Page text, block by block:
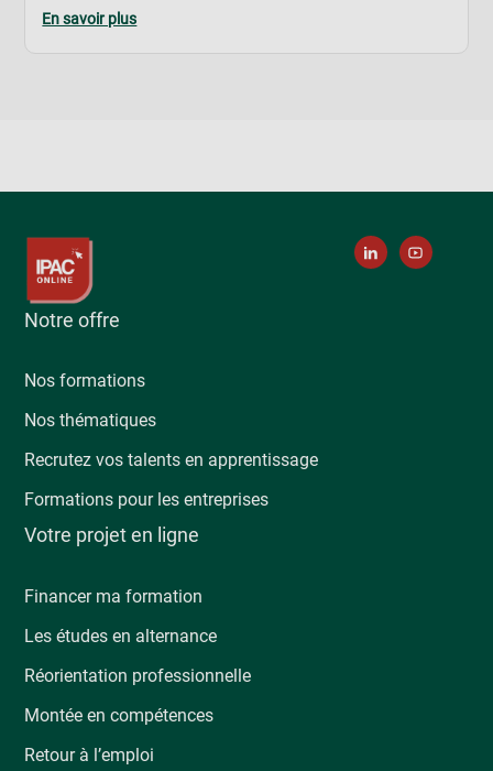
En savoir plus
Notre offre
Nos formations
Nos thématiques
Recrutez vos talents en apprentissage
Formations pour les entreprises
Votre projet en ligne
Financer ma formation
Les études en alternance
Réorientation professionnelle
Montée en compétences
Retour à l’emploi